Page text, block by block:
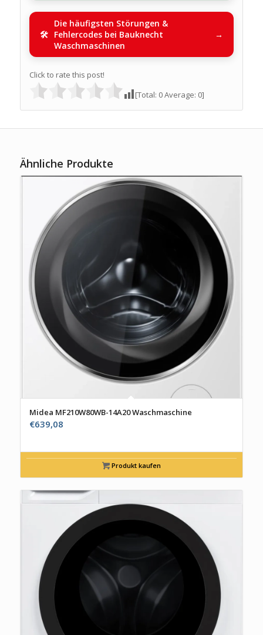
Die häufigsten Störungen &
Fehlercodes bei Bauknecht
Waschmaschinen
Click to rate this post!
[Total: 0Average: 0]
Ähnliche Produkte
Midea MF210W80WB-14A20 Waschmaschine
€639,08
Produkt kaufen